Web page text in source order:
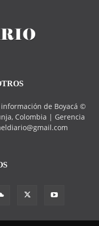
información de Boyacá ©
Colombia | Gerencia